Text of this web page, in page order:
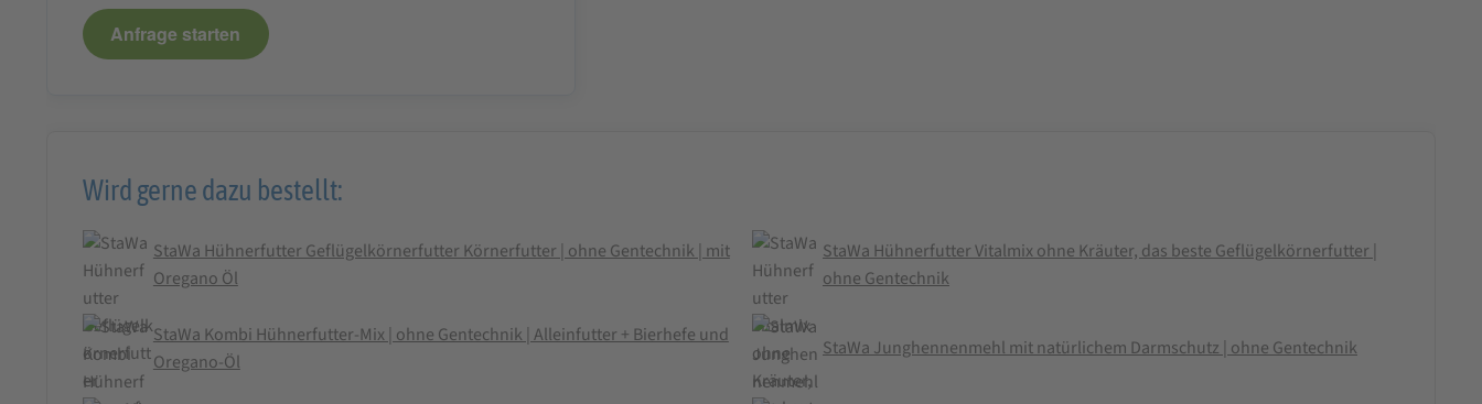
Anfrage starten
Wird gerne dazu bestellt:
StaWa Hühnerfutter Geflügelkörnerfutter Körnerfutter | ohne Gentechnik | mit
Oregano Öl
StaWa Hühnerfutter Vitalmix ohne Kräuter, das beste Geflügelkörnerfutter |
ohne Gentechnik
StaWa Kombi Hühnerfutter-Mix | ohne Gentechnik | Alleinfutter + Bierhefe und
Oregano-Öl
StaWa Junghennenmehl mit natürlichem Darmschutz | ohne Gentechnik